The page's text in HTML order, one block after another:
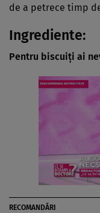
de a petrece timp
Ingrediente:
Pentru biscuiţi ai
RECOMANDĂRI